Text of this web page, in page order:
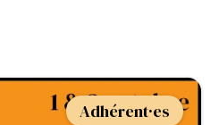
Adhérent·es